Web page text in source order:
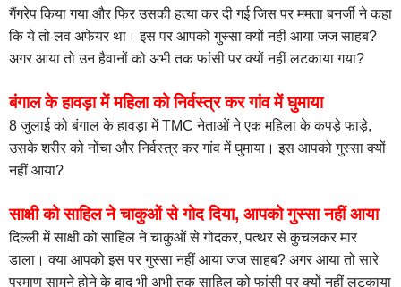
गैंगरेप किया गया और फिर उसकी हत्या कर दी गई जिस पर ममता बनर्जी ने कहा
कि ये तो लव अफेयर था। इस पर आपको गुस्सा क्यों नहीं आया जज साहब?
अगर आया तो उन हैवानों को अभी तक फांसी पर क्यों नहीं लटकाया गया?
बंगाल के हावड़ा में महिला को निर्वस्त्र कर गांव में घुमाया
8 जुलाई को बंगाल के हावड़ा में TMC नेताओं ने एक महिला के कपड़े फाड़े,
उसके शरीर को नोंचा और निर्वस्त्र कर गांव में घुमाया। इस आपको गुस्सा क्यों
नहीं आया?
साक्षी को साहिल ने चाकुओं से गोद दिया, आपको गुस्सा नहीं आया
दिल्ली में साक्षी को साहिल ने चाकुओं से गोदकर, पत्थर से कुचलकर मार
डाला। क्या आपको इस पर गुस्सा नहीं आया जज साहब? अगर आया तो सारे
प्रमाण सामने होने के बाद भी अभी तक साहिल को फांसी पर क्यों नहीं लटकाया